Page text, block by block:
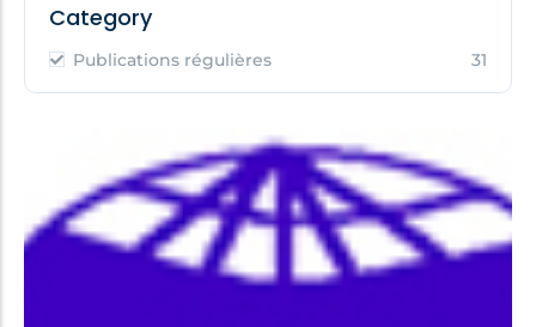
Category
Publications régulières 31